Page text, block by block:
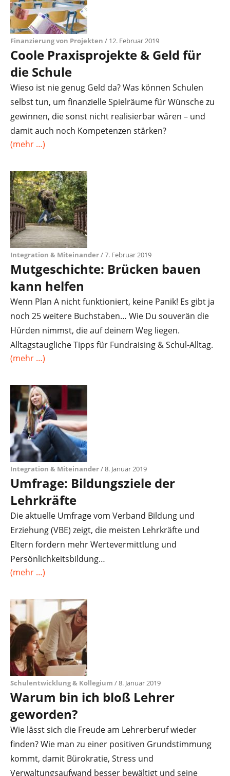
Finanzierung von Projekten / 12. Februar 2019
Coole Praxisprojekte & Geld für
die Schule
Wieso ist nie genug Geld da? Was können Schulen
selbst tun, um finanzielle Spielräume für Wünsche zu
gewinnen, die sonst nicht realisierbar wären – und
damit auch noch Kompetenzen stärken?
(mehr …)
Integration & Miteinander/ 7. Februar 2019
Mutgeschichte: Brücken bauen
kann helfen
Wenn Plan A nicht funktioniert, keine Panik! Es gibt ja
noch 25 weitere Buchstaben… Wie Du souverän die
Hürden nimmst, die auf deinem Weg liegen.
Alltagstaugliche Tipps für Fundraising & Schul-Alltag.
(mehr …)
Integration & Miteinander/ 8. Januar 2019
Umfrage: Bildungsziele der
Lehrkräfte
Die aktuelle Umfrage vom Verband Bildung und
Erziehung (VBE) zeigt, die meisten Lehrkräfte und
Eltern fordern mehr Wertevermittlung und
Persönlichkeitsbildung…
(mehr …)
Schulentwicklung & Kollegium / 8. Januar 2019
Warum bin ich bloß Lehrer
geworden?
Wie lässt sich die Freude am Lehrerberuf wieder
finden? Wie man zu einer positiven Grundstimmung
kommt, damit Bürokratie, Stress und
Verwaltungsaufwand besser bewältigt und seine